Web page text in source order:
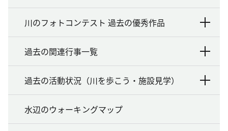
川のフォトコンテスト 過去の優秀作品
過去の関連行事一覧
過去の活動状況（川を歩こう・施設見学）
水辺のウォーキングマップ